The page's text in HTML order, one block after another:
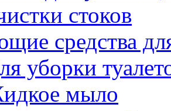
стоков
средства
уборки
мыло